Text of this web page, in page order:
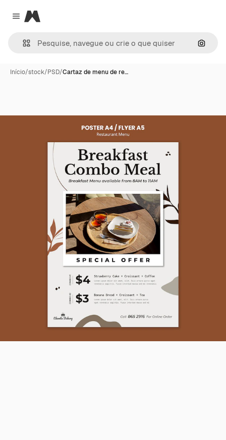
Close menu
Magnific
Início/stock/PSD/Cartaz de menu de re…